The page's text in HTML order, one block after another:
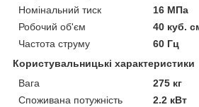
Номінальний тиск
16 МПа
Робочий об'єм
40 куб.
Частота струму
60 Гц
Користувальницькі характеристики
Вага
275 кг
Споживана потужність
2.2 кВт